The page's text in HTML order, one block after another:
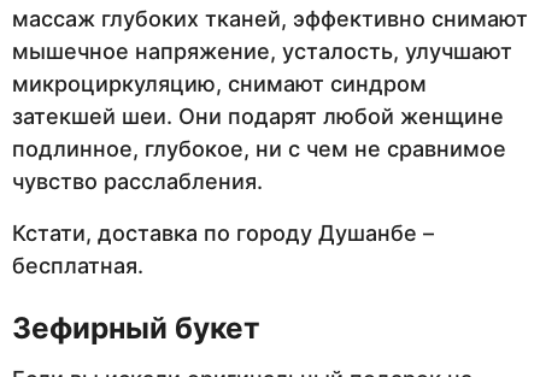
массаж глубоких тканей, эффективно снимают
мышечное напряжение, усталость, улучшают
микроциркуляцию, снимают синдром
затекшей шеи. Они подарят любой женщине
подлинное, глубокое, ни с чем не сравнимое
чувство расслабления.
Кстати, доставка по городу Душанбе –
бесплатная.
Зефирный букет